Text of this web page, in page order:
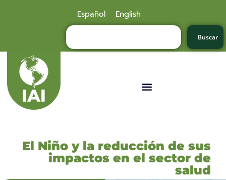
Español English
Buscar
El Niño y la reducción de sus
impactos en el sector de
salud